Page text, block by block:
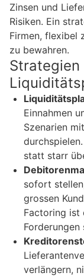
Zinsen und
Risiken. Ein
Firmen, flexibel
zu bewahren.
Einnahmen
Szenarien
statt starr
sofort
grossen
Factoring ist
verlängern,